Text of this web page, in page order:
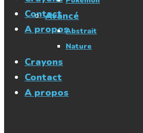
Contact
A propos
Avancé
Abstrait
Nature
Crayons
Contact
A propos